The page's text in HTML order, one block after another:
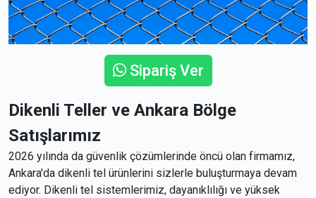
Sipariş Ver
Dikenli Teller ve Ankara Bölge
Satışlarımız
2026 yılında da güvenlik çözümlerinde öncü olan firmamız,
Ankara'da dikenli tel ürünlerini sizlerle buluşturmaya devam
ediyor. Dikenli tel sistemlerimiz, dayanıklılığı ve yüksek